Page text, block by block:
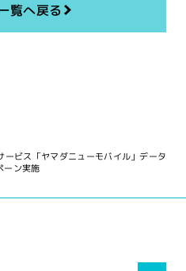
覧へ戻る
ビス「ヤマダニューモバイル」データ
ーン実施